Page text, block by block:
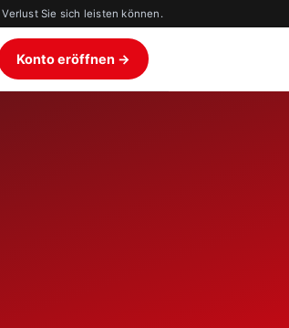
Sie sich leisten können.
Konto eröffnen →